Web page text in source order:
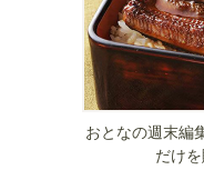
おとなの週末編
だけ